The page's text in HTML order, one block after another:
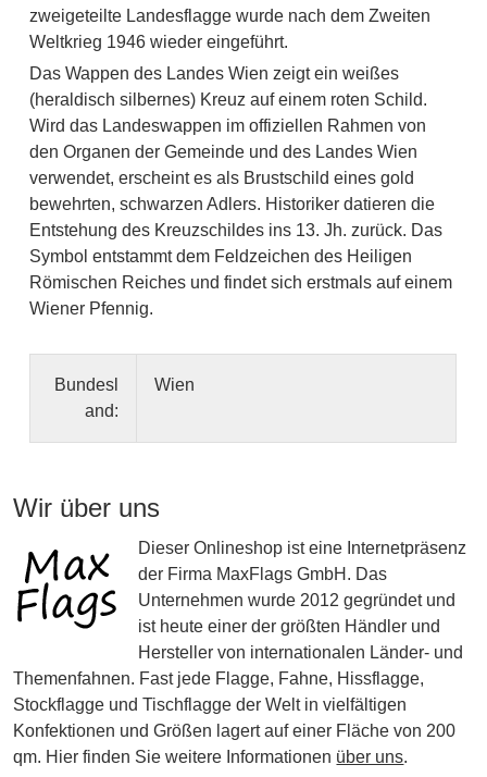
zweigeteilte Landesflagge wurde nach dem Zweiten
Weltkrieg 1946 wieder eingeführt.
Das Wappen des Landes Wien zeigt ein weißes
(heraldisch silbernes) Kreuz auf einem roten Schild.
Wird das Landeswappen im offiziellen Rahmen von
den Organen der Gemeinde und des Landes Wien
verwendet, erscheint es als Brustschild eines gold
bewehrten, schwarzen Adlers. Historiker datieren die
Entstehung des Kreuzschildes ins 13. Jh. zurück. Das
Symbol entstammt dem Feldzeichen des Heiligen
Römischen Reiches und findet sich erstmals auf einem
Wiener Pfennig.
Bundesl
and:
Wien
Wir über uns
Dieser Onlineshop ist eine Internetpräsenz
der Firma MaxFlags GmbH. Das
Unternehmen wurde 2012 gegründet und
ist heute einer der größten Händler und
Hersteller von internationalen Länder- und
Themenfahnen. Fast jede Flagge, Fahne, Hissflagge,
Stockflagge und Tischflagge der Welt in vielfältigen
Konfektionen und Größen lagert auf einer Fläche von 200
qm. Hier finden Sie weitere Informationen über uns.